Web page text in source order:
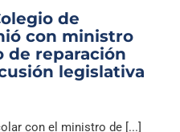
de
con ministro
de reparación
legislativa
con el ministro de [...]